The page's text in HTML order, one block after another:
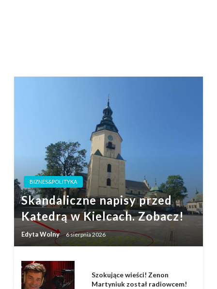
BIZNES&POLITYKA
Skandaliczne napisy przed
Katedrą w Kielcach. Zobacz!
Edyta Wolny 6 sierpnia 2026
Szokujące wieści! Zenon
Martyniuk został radiowcem!